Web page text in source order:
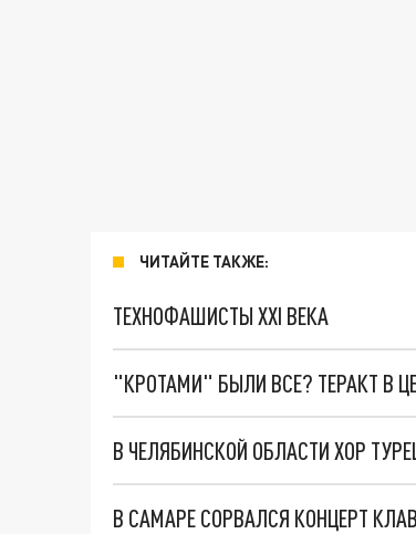
ЧИТАЙТЕ ТАКЖЕ:
ТЕХНОФАШИСТЫ XXI ВЕКА
"КРОТАМИ" БЫЛИ ВСЕ? ТЕРАКТ В
В САМАРЕ СОРВАЛСЯ КОНЦЕРТ